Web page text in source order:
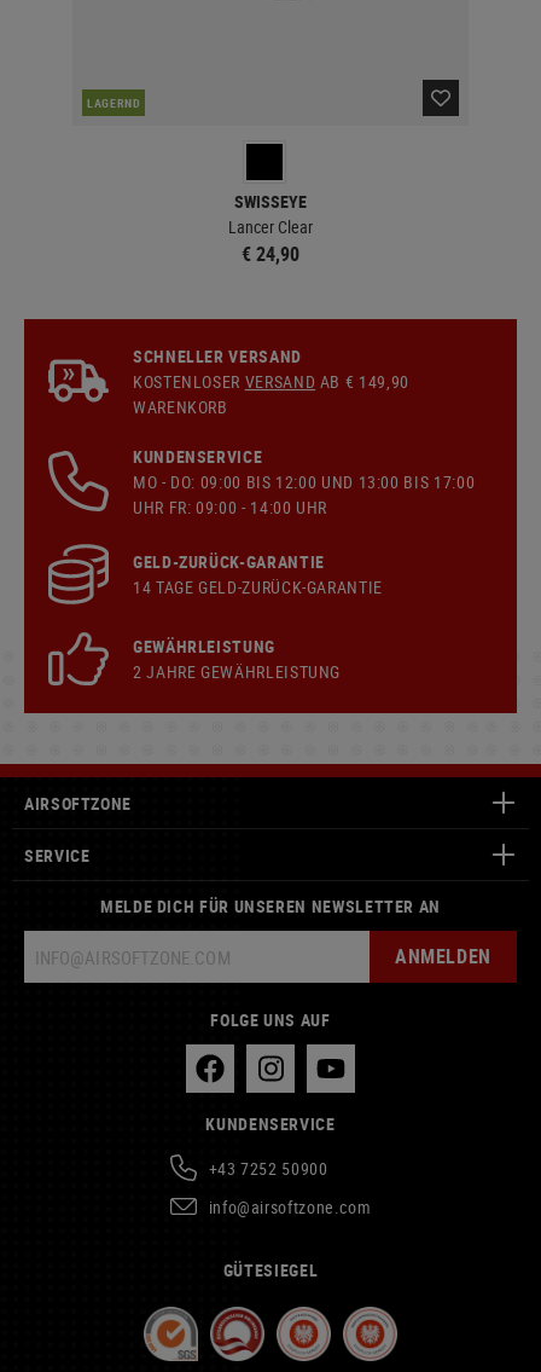
LAGERND
SWISSEYE
Lancer Clear
€ 24,90
SCHNELLER VERSAND
KOSTENLOSER VERSAND AB € 149,90
WARENKORB
KUNDENSERVICE
MO - DO: 09:00 BIS 12:00 UND 13:00 BIS 17:00
UHR FR: 09:00 - 14:00 UHR
GELD-ZURÜCK-GARANTIE
14 TAGE GELD-ZURÜCK-GARANTIE
GEWÄHRLEISTUNG
2 JAHRE GEWÄHRLEISTUNG
AIRSOFTZONE
SERVICE
MELDE DICH FÜR UNSEREN NEWSLETTER AN
ANMELDEN
FOLGE UNS AUF
KUNDENSERVICE
+43 7252 50900
info@airsoftzone.com
GÜTESIEGEL